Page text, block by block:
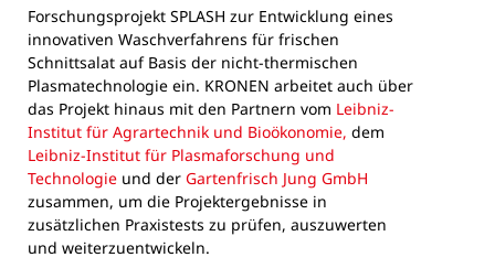
Forschungsprojekt SPLASH zur Entwicklung eines
innovativen Waschverfahrens für frischen
Schnittsalat auf Basis der nicht-thermischen
Plasmatechnologie ein. KRONEN arbeitet auch über
das Projekt hinaus mit den Partnern vom Leibniz-
Institut für Agrartechnik und Bioökonomie, dem
Leibniz-Institut für Plasmaforschung und
Technologie und der Gartenfrisch Jung GmbH
zusammen, um die Projektergebnisse in
zusätzlichen Praxistests zu prüfen, auszuwerten
und weiterzuentwickeln.